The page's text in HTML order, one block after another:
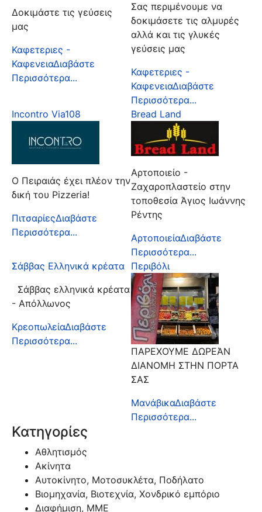
Δοκιμάστε τις γεύσεις
μας
Καφετεριες -
ΚαφενειαΔιαβάστε
Περισσότερα...
Σας περιμένουμε να
δοκιμάσετε τις αλμυρές
αλλά και τις γλυκές
γεύσεις μας
Καφετεριες -
ΚαφενειαΔιαβάστε
Περισσότερα...
Incontro Via108
Ο Πειραιάς έχει πλέον την
δική του Pizzeria!
ΠιτσαρίεςΔιαβάστε
Περισσότερα...
Bread Land
Αρτοποιείο -
Ζαχαροπλαστείο στην
τοποθεσία Άγιος Ιωάννης
Ρέντης
ΑρτοποιείαΔιαβάστε
Περισσότερα...
Σάββας Ελληνικά κρέατα
Σάββας ελληνικά κρέατα
- Απόλλωνος
ΚρεοπωλείαΔιαβάστε
Περισσότερα...
Περιβόλι
ΠΑΡΕΧΟΥΜΕ ΔΩΡΕΆΝ
ΔΙΑΝΟΜΗ ΣΤΗΝ ΠΟΡΤΑ
ΣΑΣ
ΜανάβικαΔιαβάστε
Περισσότερα...
Κατηγορίες
Αθλητισμός
Ακίνητα
Αυτοκίνητο, Μοτοσυκλέτα, Ποδήλατο
Βιομηχανία, Βιοτεχνία, Χονδρικό εμπόριο
Διαφήμιση, ΜΜΕ